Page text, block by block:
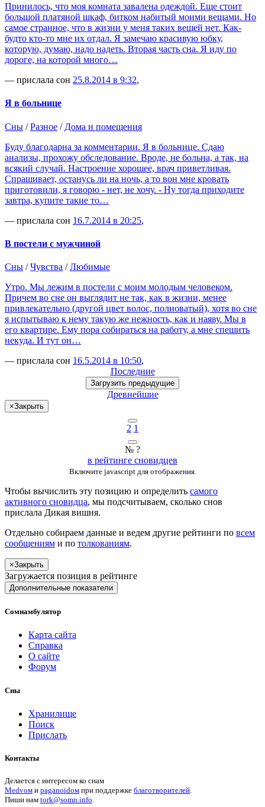
Принилось, что моя комната завалена одеждой. Еще стоит
большой платяной шкаф, битком набитый моими вещами. Но
самое странное, что в жизни у меня таких вещей нет. Как-
будто кто-то мне их отдал. Я замечаю красивую юбку,
которую, думаю, надо надеть. Вторая часть сна. Я иду по
дороге, на которой много…
— прислала сон 25.8.2014 в 9:32,
Я в больнице
Сны /Разное / Дома и помещения
Буду благодарна за комментарии. Я в больнице. Сдаю
анализы, прохожу обследование. Вроде, не больна, а так, на
всякий случай. Настроение хорошее, врач приветливая.
Спрашивает, останусь ли на ночь, а то вон мне кровать
приготовили, я говорю - нет, не хочу. - Ну тогда приходите
завтра, купите такие то…
— прислала сон 16.7.2014 в 20:25,
В постели с мужчиной
Сны /Чувства /Любимые
Утро. Мы лежим в постели с моим молодым человеком.
Причем во сне он выглядит не так, как в жизни, менее
привлекательно (другой цвет волос, полноватый), хотя во сне
я испытываю к нему такую же нежность, как и наяву. Мы в
его квартире. Ему пора собираться на работу, а мне спешить
некуда. И тут он…
— прислала сон 16.5.2014 в 10:50,
Последние
Загрузить предыдущие
Древнейшие
×Закрыть
2 1
№ ?
в рейтинге сновидцев
Включите javascript для отображения.
Чтобы вычислить эту позицию и определить самого
активного сновидца, мы подсчитываем, сколько снов
прислала Дикая вишня.
Отдельно собираем данные и ведем другие рейтинги по всем
сообщениям и по толкованиям.
×Закрыть
Загружается позиция в рейтинге
Дополнительные показатели
Сомнамбулятор
Карта сайта
Справка
О сайте
Форум
Сны
Хранилище
Поиск
Прислать
Контакты
Делается с интересом ко снам
Medvом и paganoidом при поддержке благотворителей.
Пиши нам tork@somn.info.